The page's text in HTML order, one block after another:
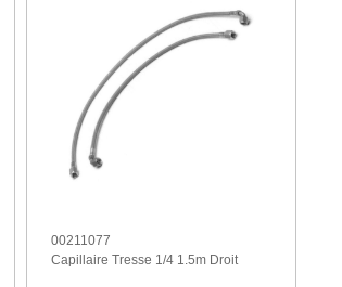
00211077
Capillaire Tresse 1/4 1.5m Droit